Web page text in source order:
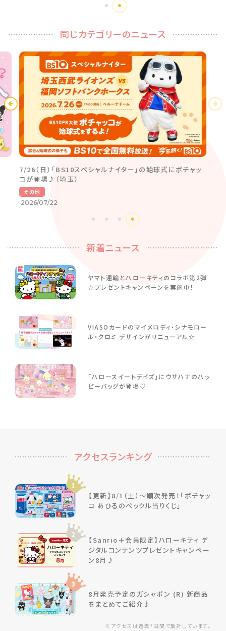
同じカテゴリーのニュース
7/26（日）「BS10スペシャルナイター」の始球式にポチャッ
コが登場♪（埼玉）
その他
2026/07/22
新着ニュース
ヤマト運輸とハローキティのコラボ第2弾
☆プレゼントキャンペーンを実施中！
VIASOカードのマイメロディ・シナモロー
ル・クロミ デザインがリニューアル☆
「ハロースイートデイズ」にウサハナのハッ
ピーバッグが登場♡
※アクセスは過去7日間で集計しています。
アクセスランキング
1
【更新】8/1（土）～順次発売！「ポチャッ
コ あひるのペックル当りくじ」
2
【Sanrio＋会員限定】ハローキティ デ
ジタルコンテンツプレゼントキャンペー
ン8月♪
3
8月発売予定のガシャポン (R) 新商品
をまとめてご紹介♪